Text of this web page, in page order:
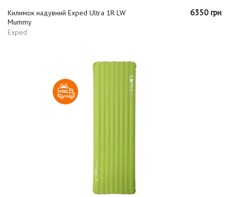
Килимок надувний Exped Ultra 1R LW
Mummy
Exped
6350 грн